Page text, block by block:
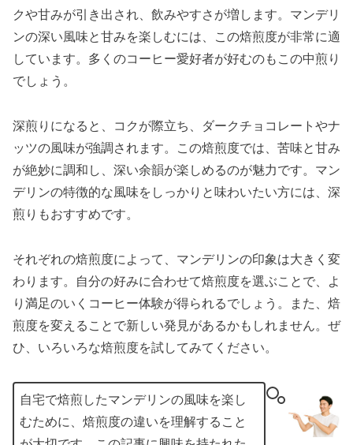
クや甘みが引き出され、飲みやすさが増します。マンデリ
ンの深い風味と甘みを楽しむには、この焙煎度が非常に適
しています。多くのコーヒー愛好者が好むのもこの中煎り
でしょう。
深煎りになると、コクが際立ち、ダークチョコレートやナ
ッツの風味が強調されます。この焙煎度では、苦味と甘み
が絶妙に調和し、深い余韻が楽しめるのが魅力です。マン
デリンの特徴的な風味をしっかりと味わいたい方には、深
煎りもおすすめです。
それぞれの焙煎度によって、マンデリンの印象は大きく変
わります。自分の好みに合わせて焙煎度を選ぶことで、よ
り満足のいくコーヒー体験が得られるでしょう。また、焙
煎度を変えることで新しい発見があるかもしれません。ぜ
ひ、いろいろな焙煎度を試してみてください。
自宅で焙煎したマンデリンの風味を楽し
むために、焙煎度の違いを理解すること